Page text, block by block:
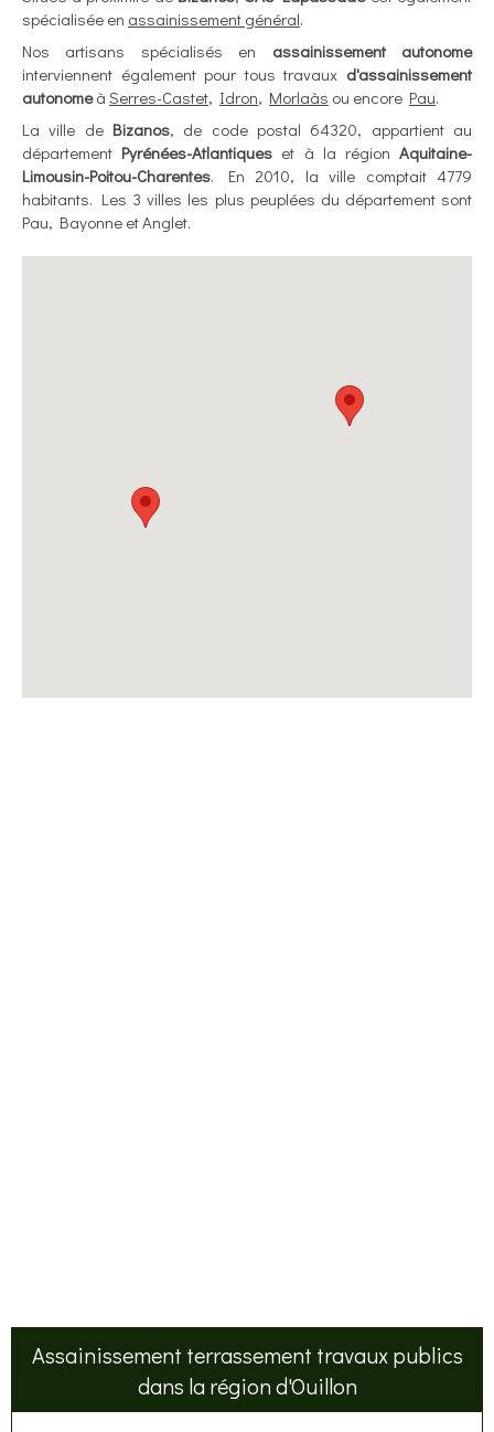
spécialisée en assainissement général.
Nos artisans spécialisés en assainissement autonome
interviennent également pour tous travaux d'assainissement
autonomeà Serres-Castet, Idron, Morlaàs ou encore Pau.
La ville de Bizanos, de code postal 64320, appartient au
département Pyrénées-Atlantiques et à la régionAquitaine-
Limousin-Poitou-Charentes. En 2010, la ville comptait 4779
habitants. Les 3 villes les plus peuplées du département sont
Pau, Bayonne et Anglet.
Assainissement terrassement travaux publics
dans la région d'Ouillon